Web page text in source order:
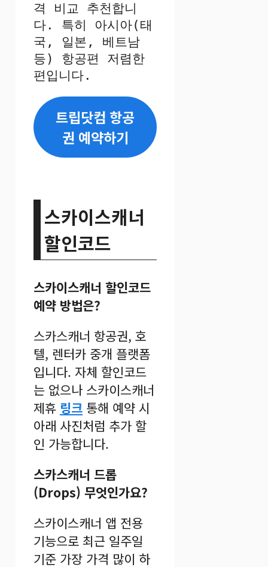
격 비교 추천합니
다. 특히 아시아(태
국, 일본, 베트남
등) 항공편 저렴한
편입니다.
트립닷컴 항공
권 예약하기
스카이스캐너
할인코드
스카이스캐너 할인코드
예약 방법은?
스카스캐너 항공권, 호
텔, 렌터카 중개 플랫폼
입니다. 자체 할인코드
는 없으나 스카이스캐너
제휴 링크 통해 예약 시
아래 사진처럼 추가 할
인 가능합니다.
스카스캐너 드롭
(Drops) 무엇인가요?
스카이스캐너 앱 전용
기능으로 최근 일주일
기준 가장 가격 많이 하